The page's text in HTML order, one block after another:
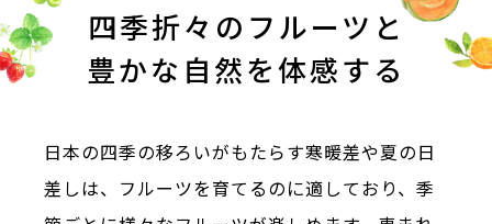
閉じる
四季折々のフルーツと
豊かな自然を体感する
日本の四季の移ろいがもたらす寒暖差や夏の日
差しは、フルーツを育てるのに適しており、季